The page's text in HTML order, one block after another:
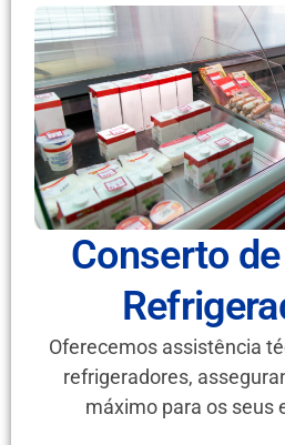
Conserto
Oferecemos assistência
refrigeradores,
máximo para os seus